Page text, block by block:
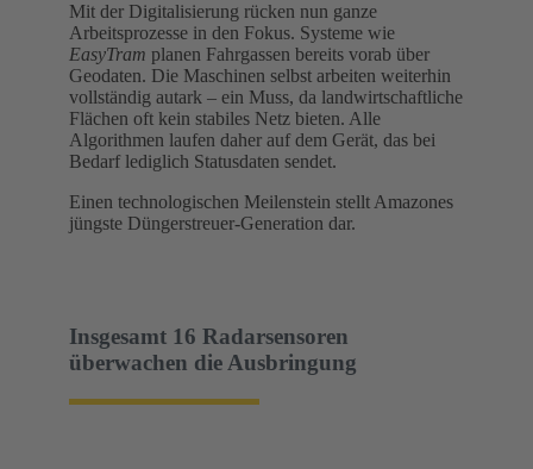
Mit der Digitalisierung rücken nun ganze
Arbeitsprozesse in den Fokus. Systeme wie
EasyTram planen Fahrgassen bereits vorab über
Geodaten. Die Maschinen selbst arbeiten weiterhin
vollständig autark – ein Muss, da landwirtschaftliche
Flächen oft kein stabiles Netz bieten. Alle
Algorithmen laufen daher auf dem Gerät, das bei
Bedarf lediglich Statusdaten sendet.
Einen technologischen Meilenstein stellt Amazones
jüngste Düngerstreuer‑Generation dar.
Insgesamt 16 Radarsensoren
überwachen die Ausbringung